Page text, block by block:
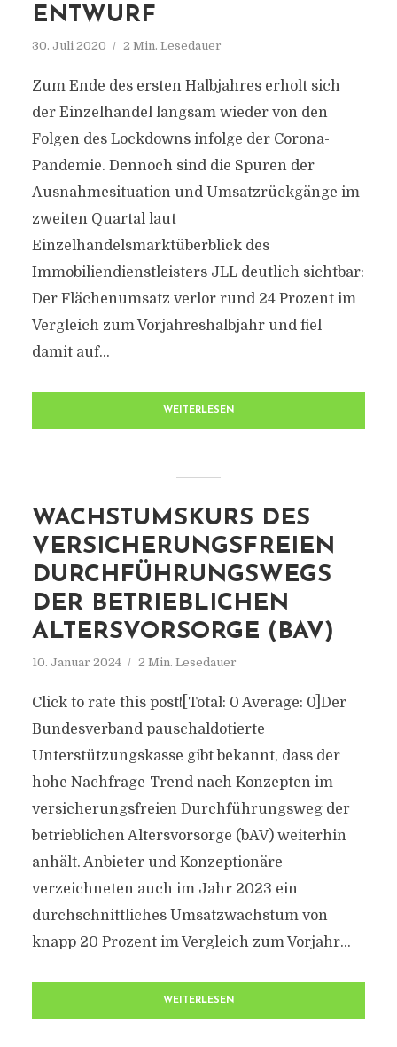
ENTWURF
30. Juli 2020 2 Min. Lesedauer
Zum Ende des ersten Halbjahres erholt sich
der Einzelhandel langsam wieder von den
Folgen des Lockdowns infolge der Corona-
Pandemie. Dennoch sind die Spuren der
Ausnahmesituation und Umsatzrückgänge im
zweiten Quartal laut
Einzelhandelsmarktüberblick des
Immobiliendienstleisters JLL deutlich sichtbar:
Der Flächenumsatz verlor rund 24 Prozent im
Vergleich zum Vorjahreshalbjahr und fiel
damit auf...
WEITERLESEN
WACHSTUMSKURS DES
VERSICHERUNGSFREIEN
DURCHFÜHRUNGSWEGS
DER BETRIEBLICHEN
ALTERSVORSORGE (BAV)
10. Januar 2024 2 Min. Lesedauer
Click to rate this post![Total: 0 Average: 0]Der
Bundesverband pauschaldotierte
Unterstützungskasse gibt bekannt, dass der
hohe Nachfrage-Trend nach Konzepten im
versicherungsfreien Durchführungsweg der
betrieblichen Altersvorsorge (bAV) weiterhin
anhält. Anbieter und Konzeptionäre
verzeichneten auch im Jahr 2023 ein
durchschnittliches Umsatzwachstum von
knapp 20 Prozent im Vergleich zum Vorjahr...
WEITERLESEN